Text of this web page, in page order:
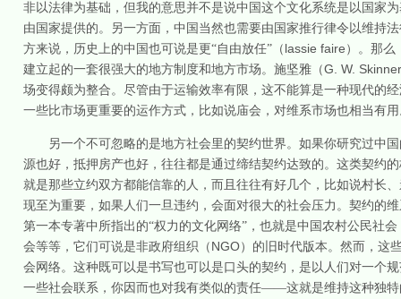
非以法律为基础，但我的意思并不是说中国这个文化系统是以国家
由国家提供的。另一方面，中国当然也需要由国家推行律令以维持
方来说，历史上的中国也可说是更“自由放任”（ lassie faire ）。那么
建立起的一套很强大的地方制度和地方市场。施坚雅（G. W. Skinner
场变得颇为整合。尽管由于运输效率有限，这不能算是一种现代的
一些比市场更重要的运作方式，比如说庙会，对维系市场也相当有用
另一个不可忽略的是地方社会里的契约世界。如果你研究过中
源也好，抵押房产也好，往往都是通过缔结契约达致的。这类契约
就是那些立约双方都能信靠的人，而且往往有好几个，比如说村长
现至为重要，如果人们一旦违约，会面对很大的社会压力。契约的
第一本专著中所指出的“权力的文化网络”，也就是中国农村公民社会
会等等，它们可说是非政府组织（ NGO）的旧时代版本。然而，这
会网络。这种既可以是书写也可以是口头的契约，是以人们对一
一些社会联系，你因而也对我有类似的责任——这就是维持这种独